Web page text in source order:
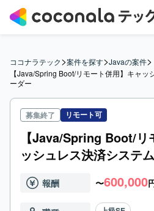
ココナラテック>案件を探す>Javaの案件>
【Java/Spring Boot/リモート併用】キャッ
ーダー
募集終了 リモート可
【Java/Spring Boot/リ
ッシュレス決済システ
報酬 〜600,000